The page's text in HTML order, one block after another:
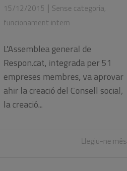
15/12/2015 | Sense categoria,
funcionament intern
L'Assemblea general de
Respon.cat, integrada per 51
empreses membres, va aprovar
ahir la creació del Consell social,
la creació...
Llegiu-ne més